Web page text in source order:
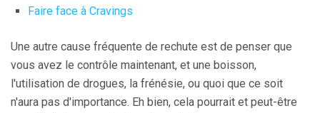
Faire face à Cravings
Une autre cause fréquente de rechute est de penser que
vous avez le contrôle maintenant, et une boisson,
l'utilisation de drogues, la frénésie, ou quoi que ce soit
n'aura pas d'importance. Eh bien, cela pourrait et peut-être